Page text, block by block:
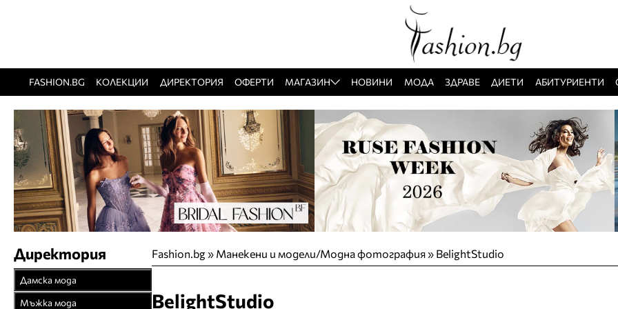
FASHION.BG КОЛЕКЦИИ ДИРЕКТОРИЯ ОФЕРТИ МАГАЗИН НОВИНИ МОДА ЗДРАВЕ ДИЕТИ АБИТУРИЕНТИ
Fashion.bg» Манекени и модели/Модна фотография» BelightStudio
BelightStudio
Директория
Дамска мода
Връхни облекла
Мъжка мода